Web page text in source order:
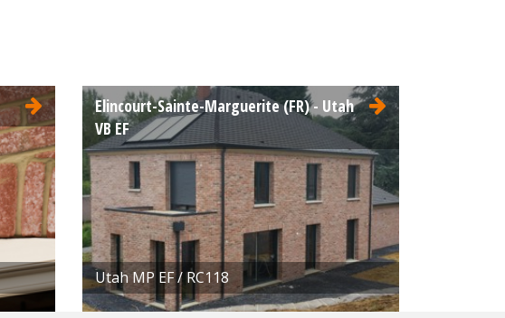
Elincourt-Sainte-Marguerite (FR) - Utah
VB EF
Utah MP EF / RC118